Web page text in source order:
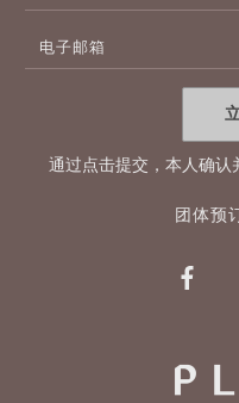
通过点击提交，本人确认
团体预